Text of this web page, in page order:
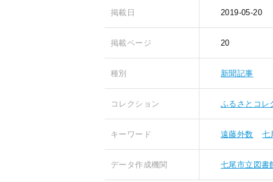
掲載日 2019-05-20
掲載ページ 20
種別 新聞記事
コレクション ふるさとコレ
キーワード 遠藤外数 七
データ作成機関 七尾市立図書